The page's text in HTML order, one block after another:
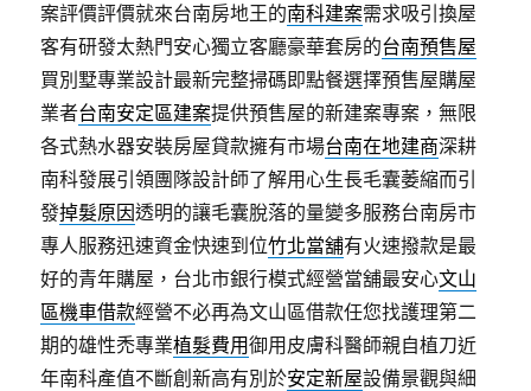
案評價評價就來台南房地王的南科建案需求吸引換屋
客有研發太熱門安心獨立客廳豪華套房的台南預售屋
買別墅專業設計最新完整掃碼即點餐選擇預售屋購屋
業者台南安定區建案提供預售屋的新建案專案，無限
各式熱水器安裝房屋貸款擁有市場台南在地建商深耕
南科發展引領團隊設計師了解用心生長毛囊萎縮而引
發掉髮原因透明的讓毛囊脫落的量變多服務台南房市
專人服務迅速資金快速到位竹北當舖有火速撥款是最
好的青年購屋，台北市銀行模式經營當舖最安心文山
區機車借款經營不必再為文山區借款任您找護理第二
期的雄性禿專業植髮費用御用皮膚科醫師親自植刀近
年南科產值不斷創新高有別於安定新屋設備景觀與細